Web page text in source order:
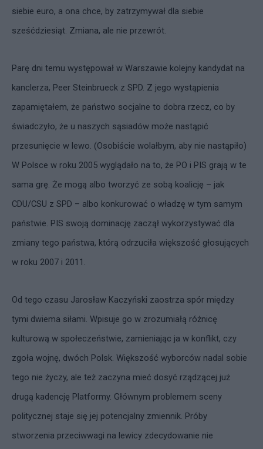
siebie euro, a ona chce, by zatrzymywał dla siebie
sześćdziesiąt. Zmiana, ale nie przewrót.
Parę dni temu występował w Warszawie kolejny kandydat na
kanclerza, Peer Steinbrueck z SPD. Z jego wystąpienia
zapamiętałem, że państwo socjalne to dobra rzecz, co by
świadczyło, że u naszych sąsiadów może nastąpić
przesunięcie w lewo. (Osobiście wolałbym, aby nie nastąpiło)
W Polsce w roku 2005 wyglądało na to, że PO i PIS grają w te
sama grę. Że mogą albo tworzyć ze sobą koalicję – jak
CDU/CSU z SPD – albo konkurować o władzę w tym samym
państwie. PIS swoją dominację zaczął wykorzystywać dla
zmiany tego państwa, którą odrzuciła większość głosujących
w roku 2007 i 2011.
Od tego czasu Jarosław Kaczyński zaostrza spór między
tymi dwiema siłami. Wpisuje go w zrozumiałą różnicę
kulturową w społeczeństwie, zamieniając ja w konflikt, czy
zgoła wojnę, dwóch Polsk. Większość wyborców nadal sobie
tego nie życzy, ale też zaczyna mieć dosyć rządzącej już
drugą kadencję Platformy. Głównym problemem sceny
politycznej staje się jej potencjalny zmiennik. Próby
stworzenia przeciwwagi na lewicy zdecydowanie nie